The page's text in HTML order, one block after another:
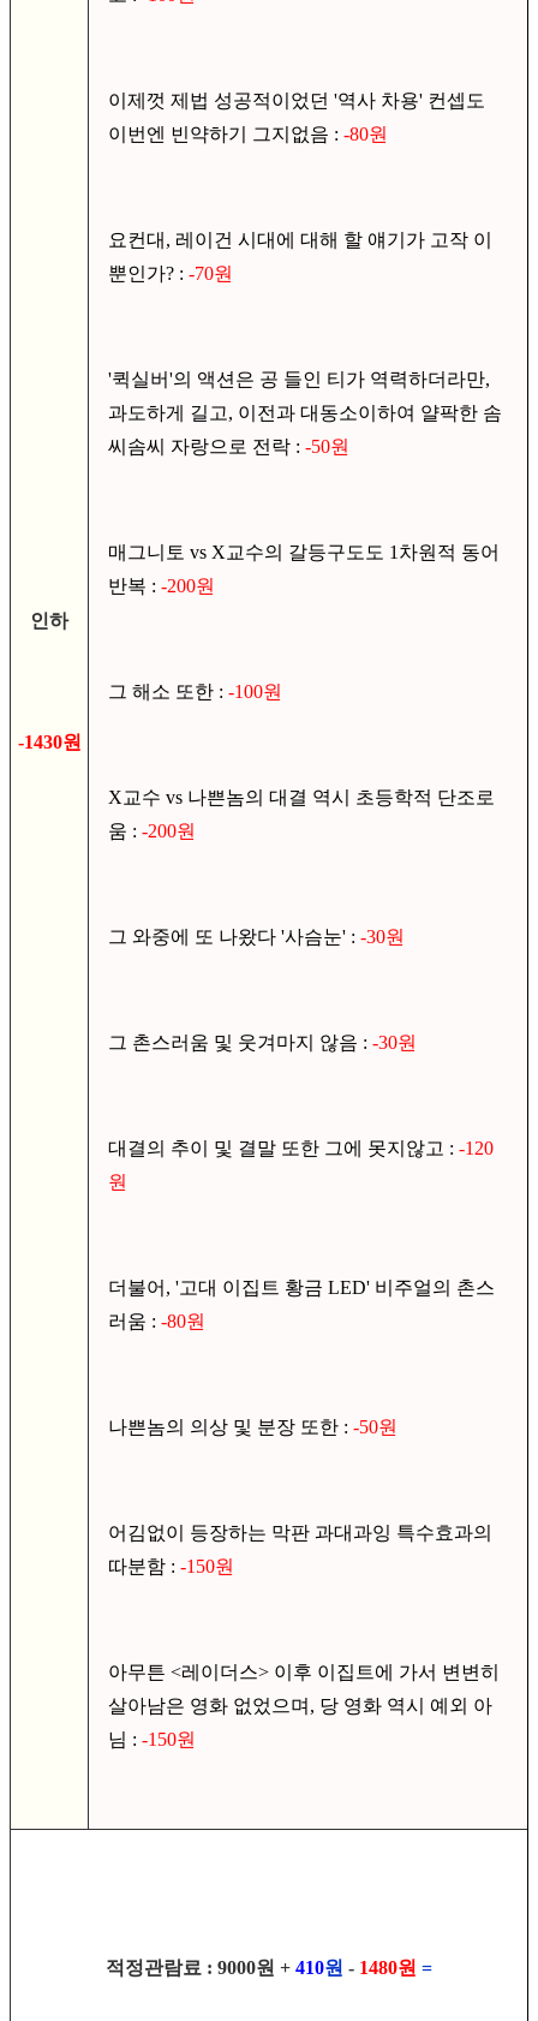
인하
-1430원
이제껏 제법 성공적이었던 '역사 차용' 컨셉도
이번엔 빈약하기 그지없음 : -80원
요컨대, 레이건 시대에 대해 할 얘기가 고작 이
뿐인가? : -70원
'퀵실버'의 액션은 공 들인 티가 역력하더라만,
과도하게 길고, 이전과 대동소이하여 얄팍한 솜
씨솜씨 자랑으로 전락 : -50원
매그니토 vs X교수의 갈등구도도 1차원적 동어
반복 : -200원
그 해소 또한 : -100원
X교수 vs 나쁜놈의 대결 역시 초등학적 단조로
움 : -200원
그 와중에 또 나왔다 '사슴눈' : -30원
그 촌스러움 및 웃겨마지 않음 : -30원
대결의 추이 및 결말 또한 그에 못지않고 : -120
원
더불어, '고대 이집트 황금 LED' 비주얼의 촌스
러움 : -80원
나쁜놈의 의상 및 분장 또한 : -50원
어김없이 등장하는 막판 과대과잉 특수효과의
따분함 : -150원
아무튼 <레이더스> 이후 이집트에 가서 변변히
살아남은 영화 없었으며, 당 영화 역시 예외 아
님 : -150원
적정관람료 : 9000원 + 410원 - 1480원 =